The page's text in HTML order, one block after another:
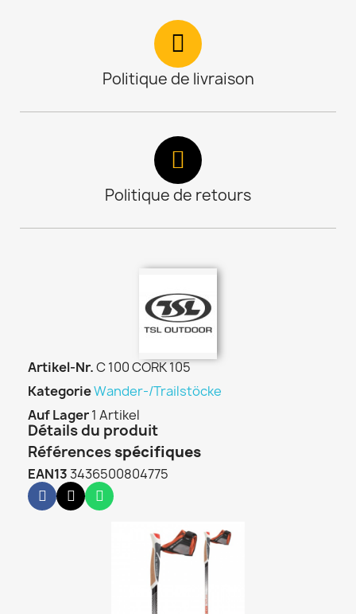
Politique de livraison
Politique de retours
Artikel-Nr.C 100 CORK 105
KategorieWander-/Trailstöcke
Auf Lager1 Artikel
Détails du produit
Références spécifiques
EAN133436500804775